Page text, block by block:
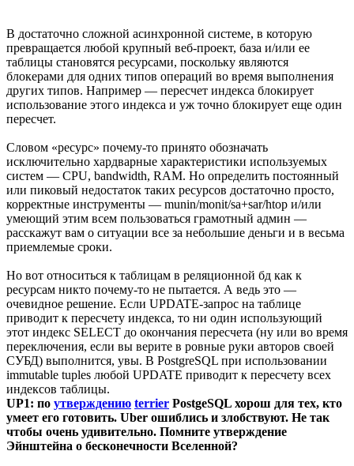
В достаточно сложной асинхронной системе, в которую
превращается любой крупный веб-проект, база и/или ее
таблицы становятся ресурсами, поскольку являются
блокерами для одних типов операций во время выполнения
других типов. Например — пересчет индекса блокирует
использование этого индекса и уж точно блокирует еще один
пересчет.
Словом «ресурс» почему-то принято обозначать
исключительно хардварные характеристики используемых
систем — CPU, bandwidth, RAM. Но определить постоянный
или пиковый недостаток таких ресурсов достаточно просто,
корректные инструменты — munin/monit/sa+sar/htop и/или
умеющий этим всем пользоваться грамотный админ —
расскажут вам о ситуации все за небольшие деньги и в весьма
приемлемые сроки.
Но вот относиться к таблицам в реляционной бд как к
ресурсам никто почему-то не пытается. А ведь это —
очевидное решение. Если UPDATE-запрос на таблице
приводит к пересчету индекса, то ни один использующий
этот индекс SELECT до окончания пересчета (ну или во время
переключения, если вы верите в ровные руки авторов своей
СУБД) выполнится, увы. В PostgreSQL при использовании
immutable tuples любой UPDATE приводит к пересчету всех
индексов таблицы.
UP1: по утверждению terrier PostgeSQL хорош для тех, кто
умеет его готовить. Uber ошиблись и злобствуют. Не так
чтобы очень удивительно. Помните утверждение
Эйнштейна о бесконечности Вселенной?